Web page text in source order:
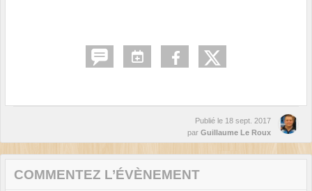
Publié le 18 sept. 2017
par Guillaume Le Roux
COMMENTEZ L’ÉVÈNEMENT